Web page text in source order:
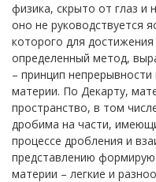
физика, скрыто от глаз и
оно не руководствуется
которого для
определенный метод,
– принцип непрерывности
материи. По Декарту,
пространство, в том
дробима на части,
процессе дробления и
представлению
материи – легкие и